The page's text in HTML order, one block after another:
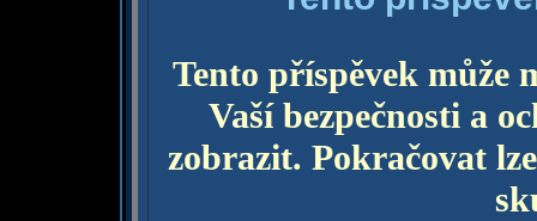
Tento příspěvek může
Vaší bezpečnosti a
zobrazit. Pokračovat